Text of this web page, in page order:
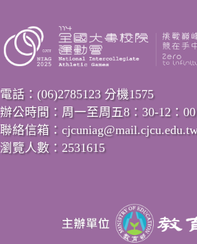
電話：(06)2785123 分機1575
辦公時間：周一至周五8：30-12：
聯絡信箱：
瀏覽人數：2531615